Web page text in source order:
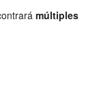
múltiples